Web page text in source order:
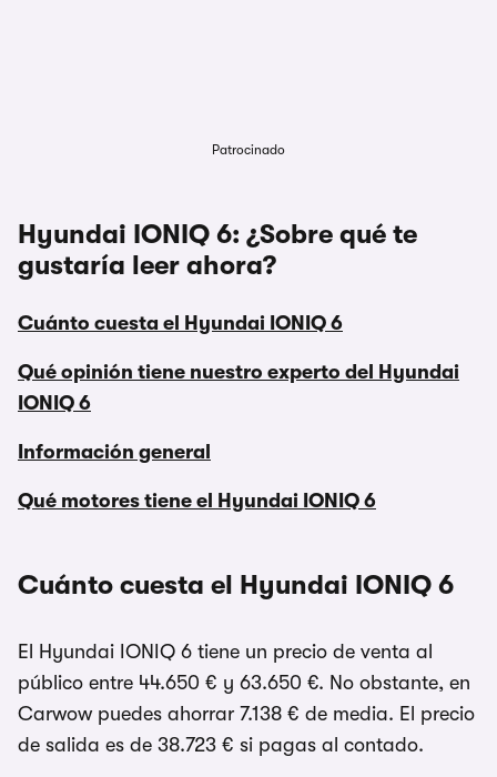
Patrocinado
Hyundai IONIQ 6: ¿Sobre qué te
gustaría leer ahora?
Cuánto cuesta el Hyundai IONIQ 6
Qué opinión tiene nuestro experto del Hyundai
IONIQ 6
Información general
Qué motores tiene el Hyundai IONIQ 6
Cuánto cuesta el Hyundai IONIQ 6
El Hyundai IONIQ 6 tiene un precio de venta al
público entre 44.650 € y 63.650 €. No obstante, en
Carwow puedes ahorrar 7.138 € de media. El precio
de salida es de 38.723 € si pagas al contado.